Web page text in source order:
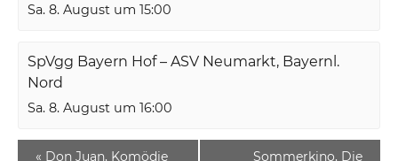
Sa. 8. August um 15:00
SpVgg Bayern Hof – ASV Neumarkt, Bayernl.
Nord
Sa. 8. August um 16:00
« Don Juan, Komödie
Sommerkino, Die